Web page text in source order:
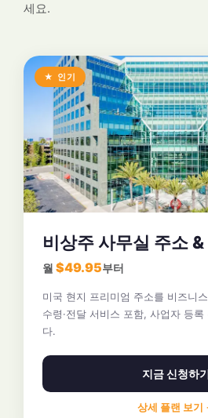
세요.
★ 인기
비상주 사무실 주소 &
월 $49.95부터
미국 현지 프리미엄 주소를 비즈니
수령·전달 서비스 포함, 사업자 등
다.
지금 신청하
상세 플랜 보기